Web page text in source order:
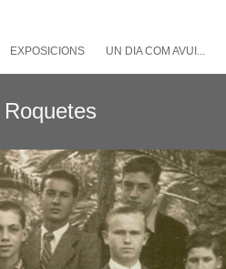
EXPOSICIONS UN DIA COM AVUI...